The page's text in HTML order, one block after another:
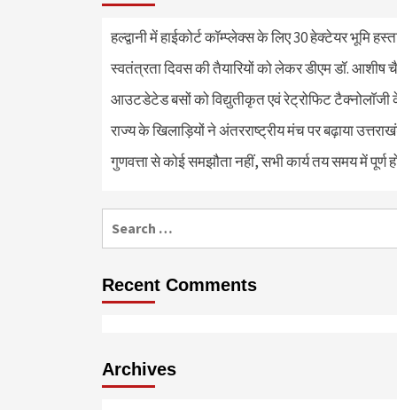
हल्द्वानी में हाईकोर्ट कॉम्प्लेक्स के लिए 30 हेक्टेयर भूमि
स्वतंत्रता दिवस की तैयारियों को लेकर डीएम डॉ. आशीष
आउटडेटेड बसों को विद्युतीकृत एवं रेट्रोफिट टैक्नोलाॅजी
राज्य के खिलाड़ियों ने अंतरराष्ट्रीय मंच पर बढ़ाया
गुणवत्ता से कोई समझौता नहीं, सभी कार्य तय समय में पूर्ण
for:
Recent Comments
Archives